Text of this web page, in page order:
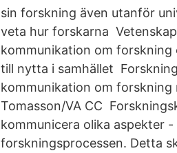
sin forskning även utanför
veta hur forskarna
kommunikation om
till nytta i samhället
kommunikation om forskning
Tomasson/VA CC
kommunicera olika aspekter
forskningsprocessen. Detta